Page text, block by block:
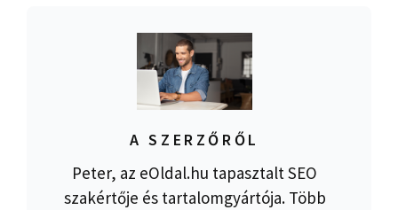
A SZERZŐRŐL
Peter, az eOldal.hu tapasztalt SEO
szakértője és tartalomgyártója. Több